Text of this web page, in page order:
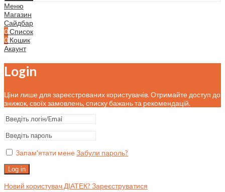
Меню
Магазин
Сайдбар
0Список
0 Кошик
Акаунт
Login
Ціни лише для зареєстрованих користувачів. Отримайте доступ до
знижок, своїх замовлень, списку бажань та рекомендацій.
Запам'ятати менеЗабули пароль?
Log in
Новий користувач ДІАТЕК? Зареєструватися